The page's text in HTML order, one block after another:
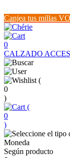
Canjea tus millas
0
CALZADO
(
0
)
(
0
)
Moneda
Según producto